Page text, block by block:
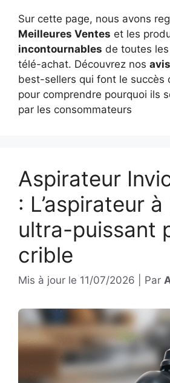
Sur cette page, nous avons
Meilleures Ventes et les
incontournables de toutes
télé-achat. Découvrez nos
best-sellers qui font le succès
pour comprendre pourquoi ils
par les consommateurs
Aspirateur
: L’aspirateur à
ultra-puissant
crible
Mis à jour le 11/07/2026 Par